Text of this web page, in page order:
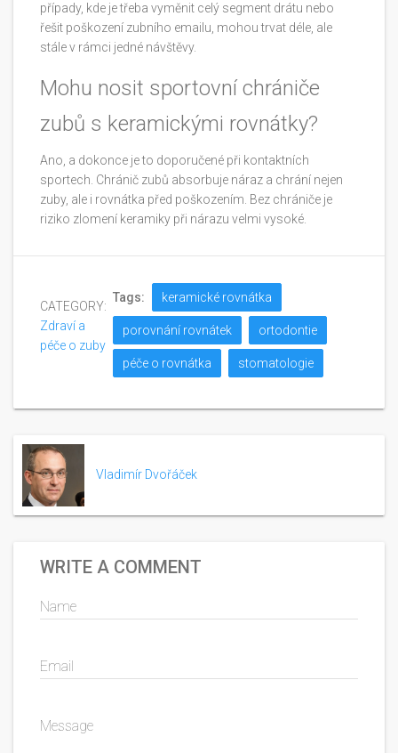
případy, kde je třeba vyměnit celý segment drátu nebo
řešit poškození zubního emailu, mohou trvat déle, ale
stále v rámci jedné návštěvy.
Mohu nosit sportovní chrániče
zubů s keramickými rovnátky?
Ano, a dokonce je to doporučené při kontaktních
sportech. Chránič zubů absorbuje náraz a chrání nejen
zuby, ale i rovnátka před poškozením. Bez chrániče je
riziko zlomení keramiky při nárazu velmi vysoké.
CATEGORY:
Zdraví a
péče o zuby
Tags: keramické rovnátka
porovnání rovnátek ortodontie
péče o rovnátka stomatologie
Vladimír Dvořáček
WRITE A COMMENT
Name
Email
Message